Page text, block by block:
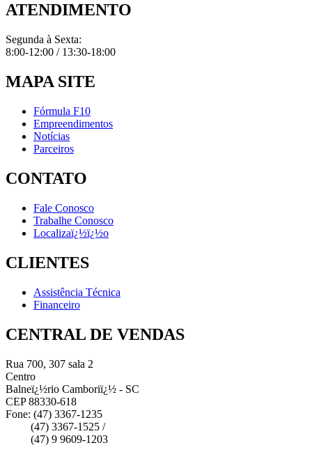
ATENDIMENTO
Segunda à Sexta:
8:00-12:00 / 13:30-18:00
MAPA SITE
Fórmula F10
Empreendimentos
Notícias
Parceiros
CONTATO
Fale Conosco
Trabalhe Conosco
Localizaï¿½ï¿½o
CLIENTES
Assistência Técnica
Financeiro
CENTRAL DE VENDAS
Rua 700, 307 sala 2
Centro
Balneï¿½rio Camboriï¿½ - SC
CEP 88330-618
Fone: (47) 3367-1235
(47) 3367-1525 /
(47) 9 9609-1203